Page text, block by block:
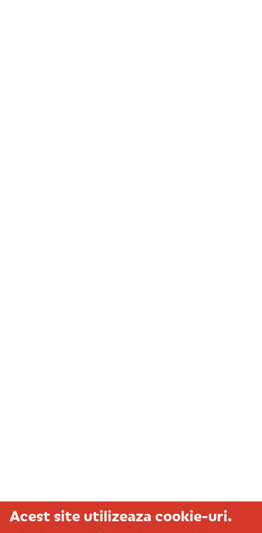
Acest site utilizeaza cookie-uri.